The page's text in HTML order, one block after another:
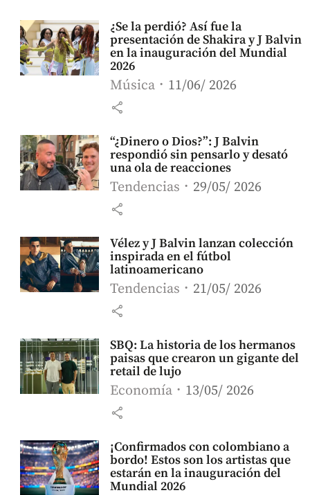
¿Se la perdió? Así fue la
presentación de Shakira y J Balvin
en la inauguración del Mundial
2026
Música 11/06/ 2026
share
“¿Dinero o Dios?”: J Balvin
respondió sin pensarlo y desató
una ola de reacciones
Tendencias 29/05/ 2026
share
Vélez y J Balvin lanzan colección
inspirada en el fútbol
latinoamericano
Tendencias 21/05/ 2026
share
SBQ: La historia de los hermanos
paisas que crearon un gigante del
retail de lujo
Economía 13/05/ 2026
share
¡Confirmados con colombiano a
bordo! Estos son los artistas que
estarán en la inauguración del
Mundial 2026